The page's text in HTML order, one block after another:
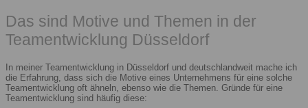
Das sind Motive und Themen in der
Teamentwicklung Düsseldorf
In meiner Teamentwicklung in Düsseldorf und deutschlandweit mache ich
die Erfahrung, dass sich die Motive eines Unternehmens für eine solche
Teamentwicklung oft ähneln, ebenso wie die Themen. Gründe für eine
Teamentwicklung sind häufig diese: